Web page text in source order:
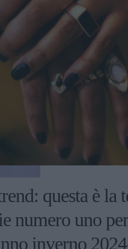
questa è la
numero uno per
inverno